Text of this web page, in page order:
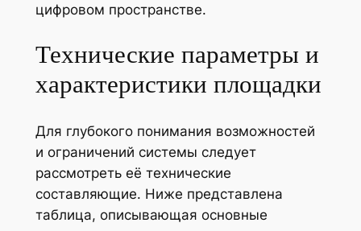
цифровом пространстве.
Технические параметры и
характеристики площадки
Для глубокого понимания возможностей
и ограничений системы следует
рассмотреть её технические
составляющие. Ниже представлена
таблица, описывающая основные